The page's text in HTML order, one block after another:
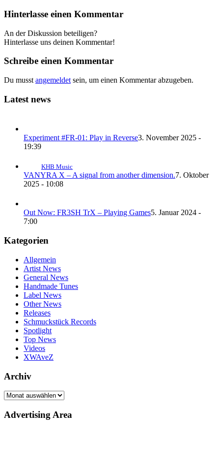
Hinterlasse einen Kommentar
An der Diskussion beteiligen?
Hinterlasse uns deinen Kommentar!
Schreibe einen Kommentar
Du musst angemeldet sein, um einen Kommentar abzugeben.
Latest news
Experiment #FR-01: Play in Reverse3. November 2025 -
19:39
KHB Music
VANYRA X – A signal from another dimension.7. Oktober
2025 - 10:08
Out Now: FR3SH TrX – Playing Games5. Januar 2024 -
7:00
Kategorien
Allgemein
Artist News
General News
Handmade Tunes
Label News
Other News
Releases
Schmuckstück Records
Spotlight
Top News
Videos
XWAveZ
Archiv
Archiv
Advertising Area